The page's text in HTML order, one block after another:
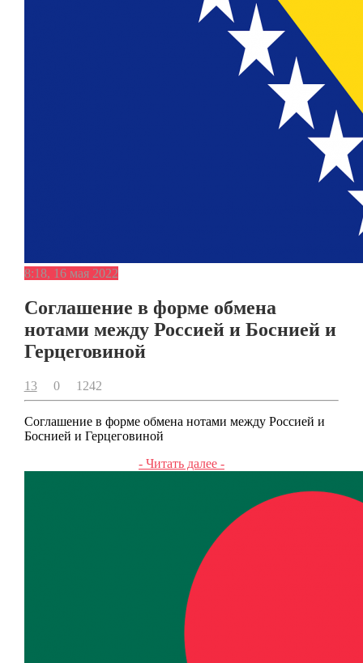
8:18, 16 мая 2022
Соглашение в форме обмена
нотами между Россией и Боснией и
Герцеговиной
13 0 1242
Соглашение в форме обмена нотами между Россией и
Боснией и Герцеговиной
- Читать далее -